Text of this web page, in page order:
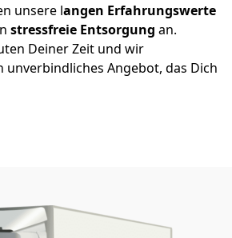
unsere langen Erfahrungswerte
stressfreie Entsorgung an.
Deiner Zeit und wir
Angebot, das Dich